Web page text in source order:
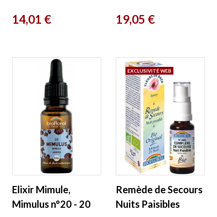
Biofloral
Prix
14,01 €
ml Biofloral
Prix
19,05 €
Elixir Mimule,
Mimulus n°20 - 20
Remède de Secours
Nuits Paisibles
EXCLUSIVITÉ WEB